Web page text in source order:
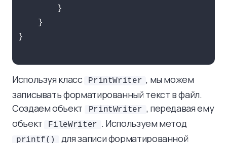
        }
    }
}
Используя класс PrintWriter , мы можем
записывать форматированный текст в файл.
Создаем объект
PrintWriter , передавая ему
объект
FileWriter . Используем метод
printf()
для записи форматированной